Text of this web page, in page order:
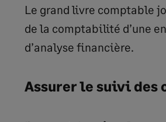
Le grand livre comptable
de la comptabilité d’une
d’analyse financière.
Assurer le suivi des